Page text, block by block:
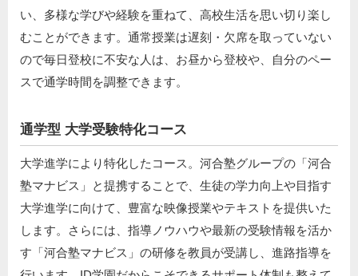
い、多様な学びや経験を重ねて、高校生活を思い切り楽し
むことができます。通常授業は遅刻・欠席を取っていない
ので毎日登校に不安な人は、お昼から登校や、自分のペー
スで通学時間を調整できます。
通学型 大学受験特化コース
大学進学により特化したコース。河合塾グループの「河合
塾マナビス」と提携することで、生徒の学力向上や目指す
大学進学に向けて、豊富な映像授業やテキストを提供いた
します。さらには、指導ノウハウや最新の受験情報を活か
す「河合塾マナビス」の研修を教員が受講し、進路指導を